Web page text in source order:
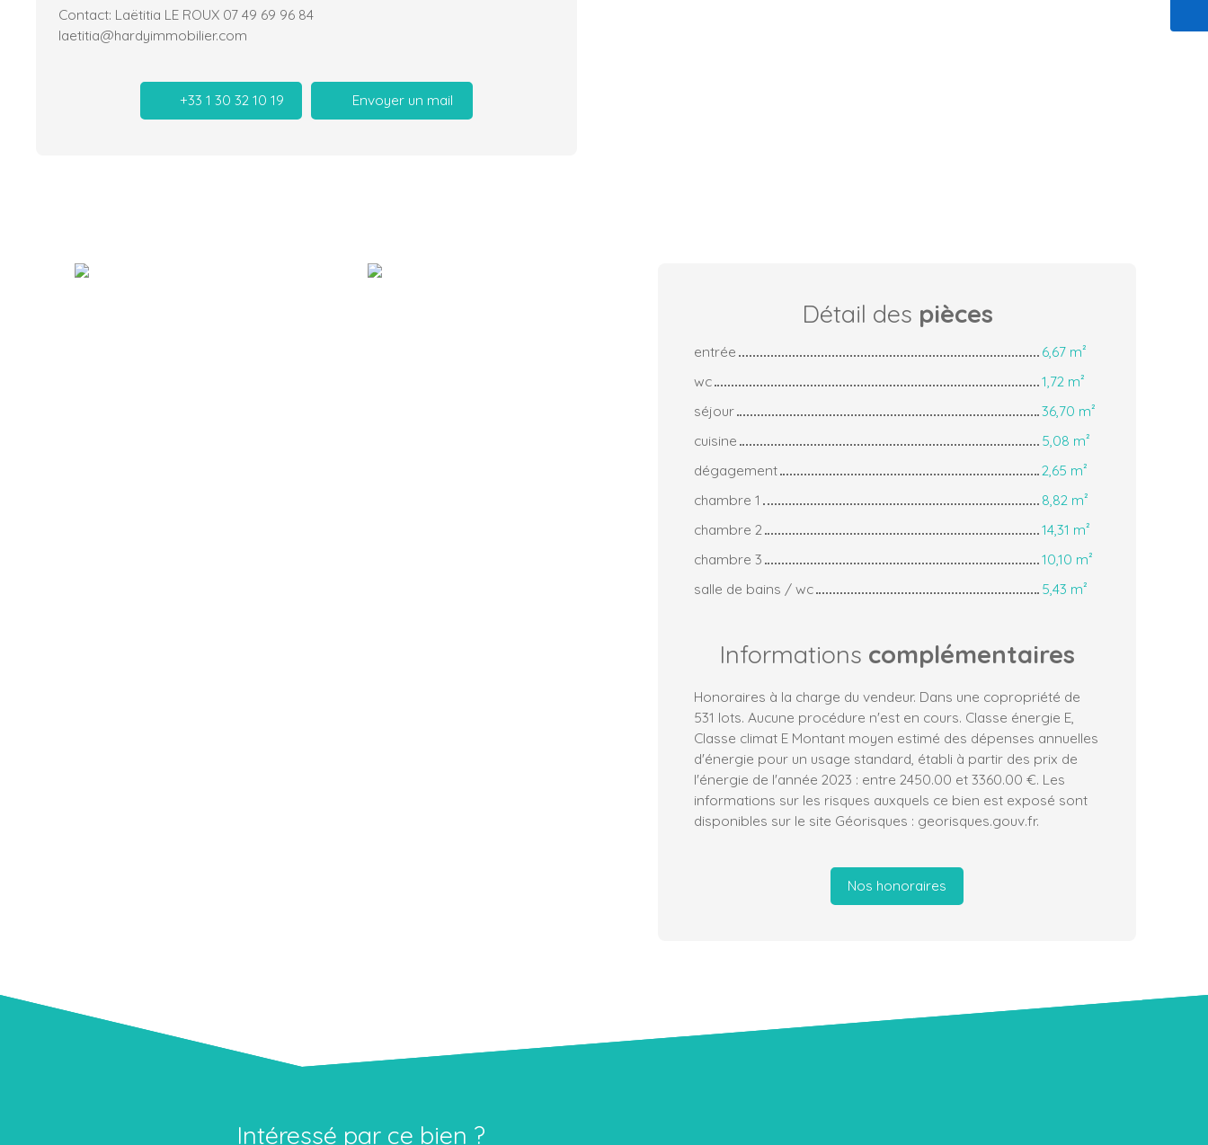
Contact: Laëtitia LE ROUX 07 49 69 96 84
laetitia@hardyimmobilier.com
+33 1 30 32 10 19 Envoyer un mail
Détail des pièces
entrée
6,67 m²
wc
1,72 m²
séjour
36,70 m²
cuisine
5,08 m²
dégagement
2,65 m²
chambre 1
8,82 m²
chambre 2
14,31 m²
chambre 3
10,10 m²
salle de bains / wc
5,43 m²
Informations complémentaires
Honoraires à la charge du vendeur. Dans une copropriété de
531 lots. Aucune procédure n'est en cours. Classe énergie E,
Classe climat E Montant moyen estimé des dépenses annuelles
d'énergie pour un usage standard, établi à partir des prix de
l'énergie de l'année 2023 : entre 2450.00 et 3360.00 €. Les
informations sur les risques auxquels ce bien est exposé sont
disponibles sur le site Géorisques : georisques.gouv.fr.
Nos honoraires
Intéressé par ce bien ?